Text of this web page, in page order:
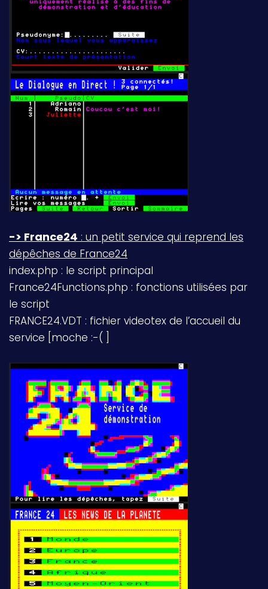
-> France24 : un petit service qui reprend les
dépêches de France24
index.php : le script principal
France24Functions.php : fonctions utilisées par
le script
FRANCE24.VDT : fichier videotex de l’accueil du
service [moche :-( ]